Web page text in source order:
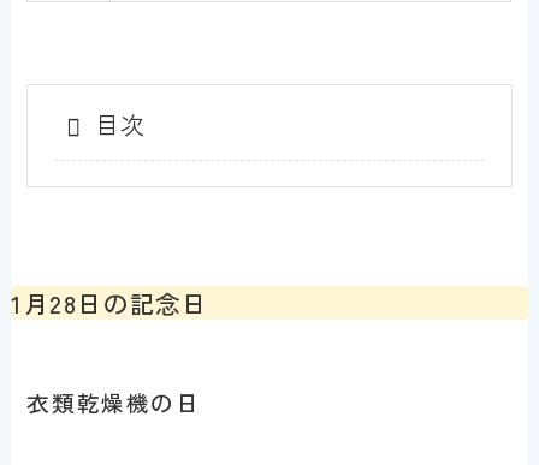
目次
1月28日の記念日
衣類乾燥機の日